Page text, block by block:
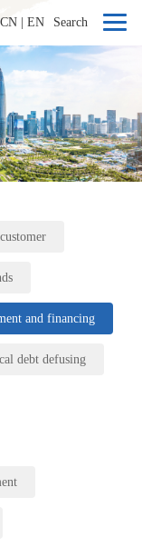
CN EN Search
and financing
debt defusing